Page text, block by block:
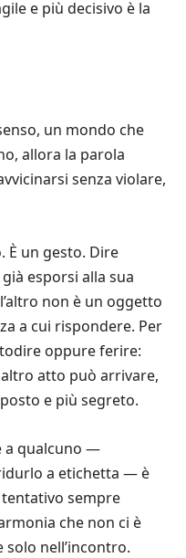
e più decisivo è la
un mondo che
allora la parola
senza violare,
È un gesto. Dire
esporsi alla sua
non è un oggetto
a cui rispondere. Per
oppure ferire:
atto può arrivare,
e più segreto.
a qualcuno —
a etichetta — è
sempre
che non ci è
solo nell’incontro.